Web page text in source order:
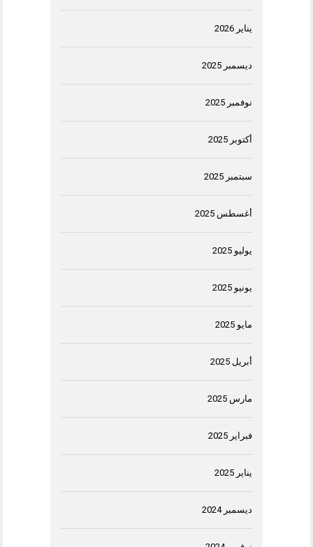
يناير 2026
ديسمبر 2025
نوفمبر 2025
أكتوبر 2025
سبتمبر 2025
أغسطس 2025
يوليو 2025
يونيو 2025
مايو 2025
أبريل 2025
مارس 2025
فبراير 2025
يناير 2025
ديسمبر 2024